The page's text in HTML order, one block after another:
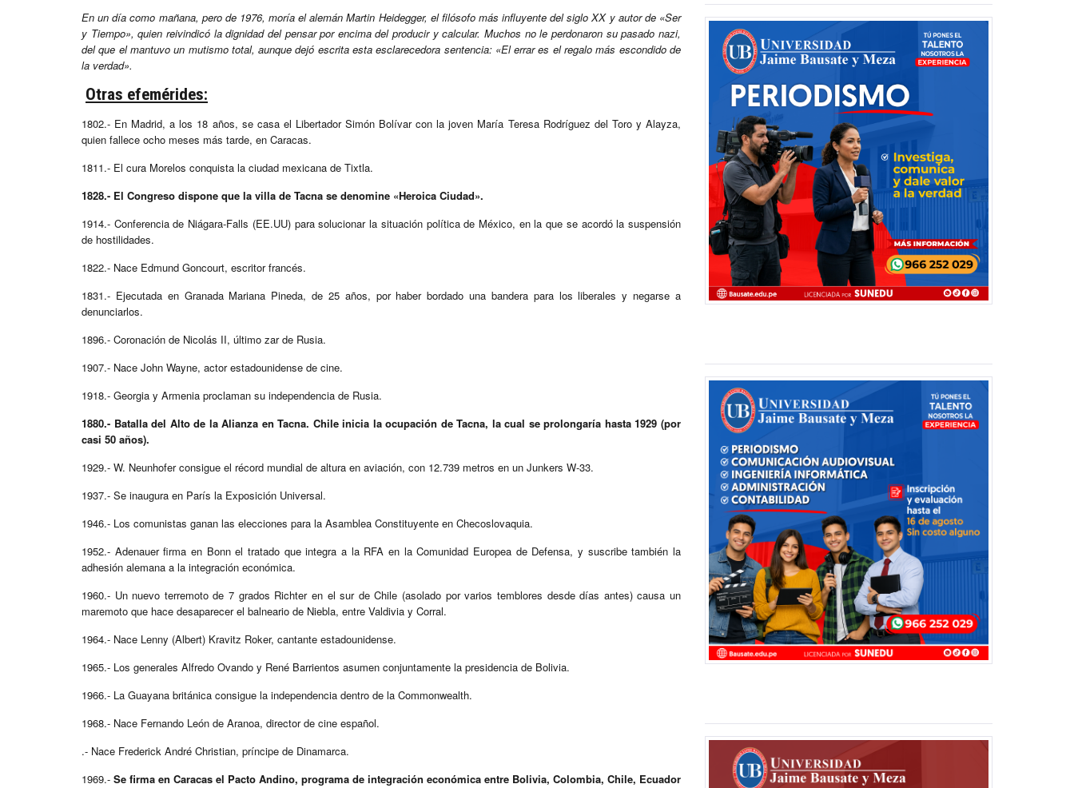
En un día como mañana, pero de 1976, moría el alemán Martin Heidegger, el filósofo más influyente del siglo XX y autor de «Ser
y Tiempo», quien reivindicó la dignidad del pensar por encima del producir y calcular. Muchos no le perdonaron su pasado nazi,
del que el mantuvo un mutismo total, aunque dejó escrita esta esclarecedora sentencia: «El errar es el regalo más escondido de
la verdad».
Otras efemérides:
1802.- En Madrid, a los 18 años, se casa el Libertador Simón Bolívar con la joven María Teresa Rodríguez del Toro y Alayza,
quien fallece ocho meses más tarde, en Caracas.
1811.- El cura Morelos conquista la ciudad mexicana de Tixtla.
1828.- El Congreso dispone que la villa de Tacna se denomine «Heroica Ciudad».
1914.- Conferencia de Niágara-Falls (EE.UU) para solucionar la situación política de México, en la que se acordó la suspensión
de hostilidades.
1822.- Nace Edmund Goncourt, escritor francés.
1831.- Ejecutada en Granada Mariana Pineda, de 25 años, por haber bordado una bandera para los liberales y negarse a
denunciarlos.
1896.- Coronación de Nicolás II, último zar de Rusia.
1907.- Nace John Wayne, actor estadounidense de cine.
1918.- Georgia y Armenia proclaman su independencia de Rusia.
1880.- Batalla del Alto de la Alianza en Tacna. Chile inicia la ocupación de Tacna, la cual se prolongaría hasta 1929 (por
casi 50 años).
1929.- W. Neunhofer consigue el récord mundial de altura en aviación, con 12.739 metros en un Junkers W-33.
1937.- Se inaugura en París la Exposición Universal.
1946.- Los comunistas ganan las elecciones para la Asamblea Constituyente en Checoslovaquia.
1952.- Adenauer firma en Bonn el tratado que integra a la RFA en la Comunidad Europea de Defensa, y suscribe también la
adhesión alemana a la integración económica.
1960.- Un nuevo terremoto de 7 grados Richter en el sur de Chile (asolado por varios temblores desde días antes) causa un
maremoto que hace desaparecer el balneario de Niebla, entre Valdivia y Corral.
1964.- Nace Lenny (Albert) Kravitz Roker, cantante estadounidense.
1965.- Los generales Alfredo Ovando y René Barrientos asumen conjuntamente la presidencia de Bolivia.
1966.- La Guayana británica consigue la independencia dentro de la Commonwealth.
1968.- Nace Fernando León de Aranoa, director de cine español.
.- Nace Frederick André Christian, príncipe de Dinamarca.
1969.- Se firma en Caracas el Pacto Andino, programa de integración económica entre Bolivia, Colombia, Chile, Ecuador